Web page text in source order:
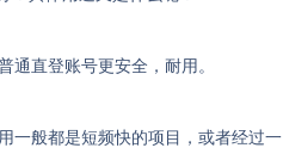
通直登账号更安全，耐用。
一般都是短频快的项目，或者经过一